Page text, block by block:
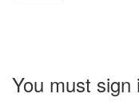
You must